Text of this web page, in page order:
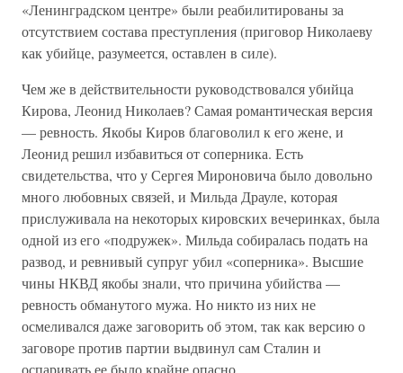
«Ленинградском центре» были реабилитированы за
отсутствием состава преступления (приговор Николаеву
как убийце, разумеется, оставлен в силе).
Чем же в действительности руководствовался убийца
Кирова, Леонид Николаев? Самая романтическая версия
— ревность. Якобы Киров благоволил к его жене, и
Леонид решил избавиться от соперника. Есть
свидетельства, что у Сергея Мироновича было довольно
много любовных связей, и Мильда Драуле, которая
прислуживала на некоторых кировских вечеринках, была
одной из его «подружек». Мильда собиралась подать на
развод, и ревнивый супруг убил «соперника». Высшие
чины НКВД якобы знали, что причина убийства —
ревность обманутого мужа. Но никто из них не
осмеливался даже заговорить об этом, так как версию о
заговоре против партии выдвинул сам Сталин и
оспаривать ее было крайне опасно.